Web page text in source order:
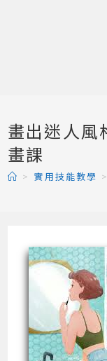
畫出迷人
畫課
> 實用技能教學 >